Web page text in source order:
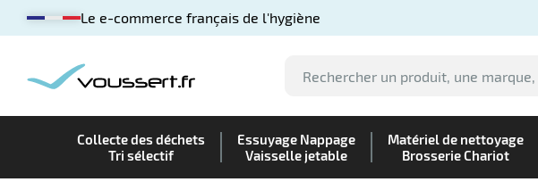
Le e-commerce français de l'hygiène
Collecte des déchets
Tri sélectif
Essuyage Nappage
Vaisselle jetable
Matériel de nettoyage
Brosserie Chariot